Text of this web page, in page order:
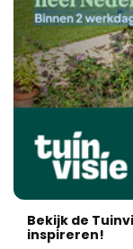
Bekijk de
inspireren!